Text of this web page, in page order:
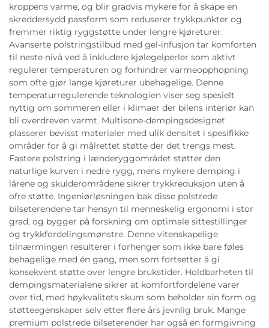
kroppens varme, og blir gradvis mykere for å skape en
skreddersydd passform som reduserer trykkpunkter og
fremmer riktig ryggstøtte under lengre kjøreturer.
Avanserte polstringstilbud med gel-infusjon tar komforten
til neste nivå ved å inkludere kjølegelperler som aktivt
regulerer temperaturen og forhindrer varmeopphopning
som ofte gjør lange kjøreturer ubehagelige. Denne
temperaturregulerende teknologien viser seg spesielt
nyttig om sommeren eller i klimaer der bilens interiør kan
bli overdreven varmt. Multisone-dempingsdesignet
plasserer bevisst materialer med ulik densitet i spesifikke
områder for å gi målrettet støtte der det trengs mest.
Fastere polstring i lænderyggområdet støtter den
naturlige kurven i nedre rygg, mens mykere demping i
lårene og skulderområdene sikrer trykkreduksjon uten å
ofre støtte. Ingeniørløsningen bak disse polstrede
bilseterendene tar hensyn til menneskelig ergonomi i stor
grad, og bygger på forskning om optimale sittestillinger
og trykkfordelingsmønstre. Denne vitenskapelige
tilnærmingen resulterer i forhenger som ikke bare føles
behagelige med én gang, men som fortsetter å gi
konsekvent støtte over lengre brukstider. Holdbarheten til
dempingsmaterialene sikrer at komfortfordelene varer
over tid, med høykvalitets skum som beholder sin form og
støtteegenskaper selv etter flere års jevnlig bruk. Mange
premium polstrede bilseterender har også en formgivning